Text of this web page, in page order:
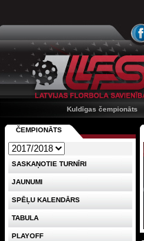
Kuldīgas čempionāts
ČEMPIONĀTS
SASKAŅOTIE TURNĪRI
JAUNUMI
SPĒĻU KALENDĀRS
TABULA
PLAYOFF